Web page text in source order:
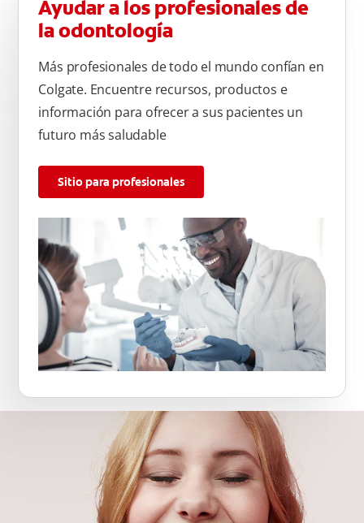
Ayudar a los profesionales de
la odontología
Más profesionales de todo el mundo confían en
Colgate. Encuentre recursos, productos e
información para ofrecer a sus pacientes un
futuro más saludable
Sitio para profesionales